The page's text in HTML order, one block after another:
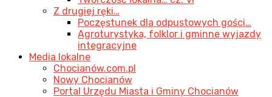
Z drugiej ręki…
Poczęstunek dla odpustowych gości…
Agroturystyka, folklor i gminne wyjazdy
integracyjne
Media lokalne
Chocianów.com.pl
Nowy Chocianów
Portal Urzędu Miasta i Gminy Chocianów